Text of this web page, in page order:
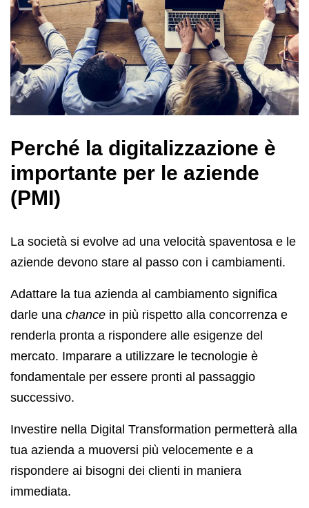
Perché la digitalizzazione è
importante per le aziende
(PMI)
La società si evolve ad una velocità spaventosa e le
aziende devono stare al passo con i cambiamenti.
Adattare la tua azienda al cambiamento significa
darle una chance in più rispetto alla concorrenza e
renderla pronta a rispondere alle esigenze del
mercato. Imparare a utilizzare le tecnologie è
fondamentale per essere pronti al passaggio
successivo.
Investire nella Digital Transformation permetterà alla
tua azienda a muoversi più velocemente e a
rispondere ai bisogni dei clienti in maniera
immediata.